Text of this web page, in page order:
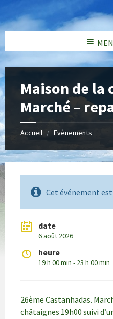
Maison de la
Marché –
Accueil Evènements
Cet événement
date
6 août 2026
heure
19 h 00 min - 23 h 00 min
26ème Castanhadas.
châtaignes 19h00 suivi